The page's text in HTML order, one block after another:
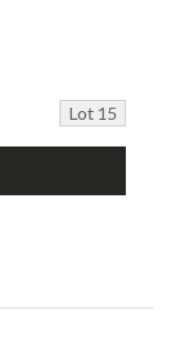
Lot 15